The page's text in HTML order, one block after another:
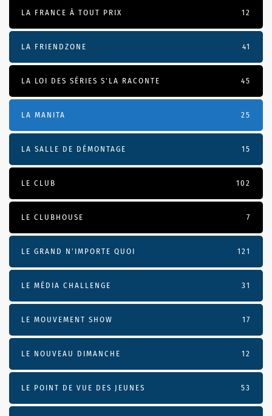
LA FRANCE À TOUT PRIX 12
LA FRIENDZONE 41
LA LOI DES SÉRIES S'LA RACONTE 45
LA MANITA 25
LA SALLE DE DÉMONTAGE 15
LE CLUB 102
LE CLUBHOUSE 7
LE GRAND N’IMPORTE QUOI 121
LE MÉDIA CHALLENGE 31
LE MOUVEMENT SHOW 17
LE NOUVEAU DIMANCHE 12
LE POINT DE VUE DES JEUNES 53